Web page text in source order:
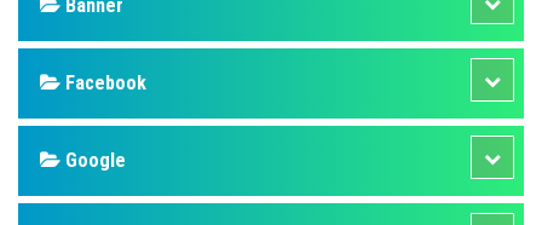
Banner
Facebook
Google